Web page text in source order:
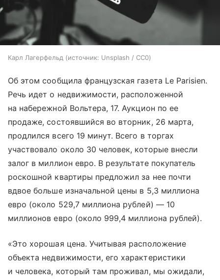
Карл Лагерфельд источник: Unsplash / CC0
Об этом сообщила французская газета Le Parisien.
Речь идет о недвижимости, расположенной
на набережной Вольтера, 17. Аукцион по ее
продаже, состоявшийся во вторник, 26 марта,
продлился всего 19 минут. Всего в торгах
участвовало около 30 человек, которые внесли
залог в миллион евро. В результате покупатель
роскошной квартиры предложил за нее почти
вдвое больше изначальной цены в 5,3 миллиона
евро (около 529,7 миллиона рублей) — 10
миллионов евро (около 999,4 миллиона рублей).
«Это хорошая цена. Учитывая расположение
объекта недвижимости, его характеристики
и человека, который там проживал, мы ожидали,